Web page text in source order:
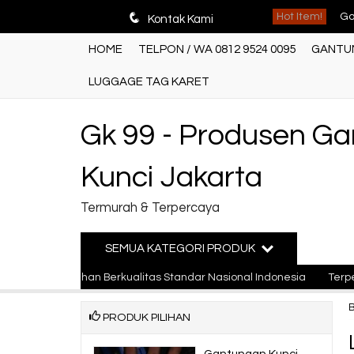
q Kontak Kami Hot Item!
HOME TELPON / WA 0812 9524 0095
LUGGAGE TAG KARET
Gk 99 - Produsen
Kunci Jakarta
Termurah & Terpercaya
SEMUA KATEGORI PRODUK
Bahan Berkualitas Standar Nasional Indonesia Terpercaya
PRODUK PILIHAN